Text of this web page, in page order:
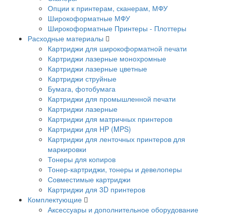
Опции к принтерам, сканерам, МФУ
Широкоформатные МФУ
Широкоформатные Принтеры - Плоттеры
Расходные материалы
Картриджи для широкоформатной печати
Картриджи лазерные монохромные
Картриджи лазерные цветные
Картриджи струйные
Бумага, фотобумага
Картриджи для промышленной печати
Картриджи лазерные
Картриджи для матричных принтеров
Картриджи для HP (MPS)
Картриджи для ленточных принтеров для
маркировки
Тонеры для копиров
Тонер-картриджи, тонеры и девелоперы
Совместимые картриджи
Картриджи для 3D принтеров
Комплектующие
Аксессуары и дополнительное оборудование